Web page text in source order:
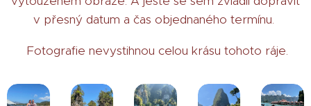
v přesný datum a čas objednaného termínu.
Fotografie nevystihnou celou krásu tohoto ráje.